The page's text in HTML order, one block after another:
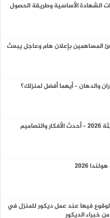
الشهادة الأساسية وطريقة الحصول
المساهمين بإعلان هام وعاجل يبعث
والدهان – أيهما أفضل لمنزلك؟
ديكورات منازل حديثة 2026 – أحدث الأفكار والتصاميم
2026
فيها عند عمل ديكور للمنزل في